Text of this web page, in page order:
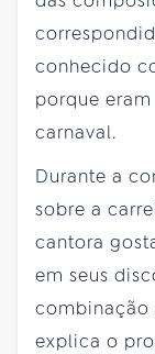
conhecido
porque
carnaval.
Durante a
sobre a
cantora
em seus
combinação
explica o